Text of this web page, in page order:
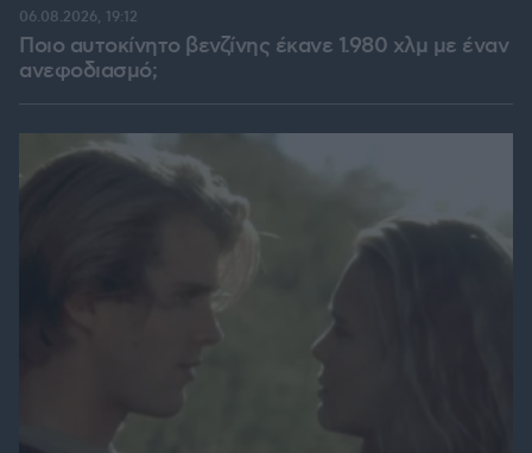
Ποιο αυτοκίνητο βενζίνης έκανε 1.980 χλμ με έναν
ανεφοδιασμό;
06.08.2026, 19:12